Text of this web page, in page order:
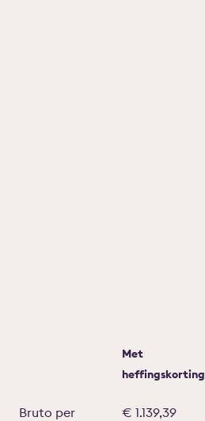
Met
heffingskorting
Bruto per
€ 1.139,39